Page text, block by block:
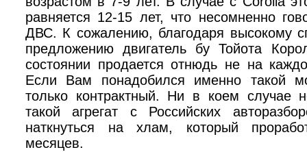
равняется 12-15 лет, что несомненно
ДВС. К сожалению, благодаря высокому
предложению двигатель бу Тойота
состоянии продается отнюдь не на
Если Вам понадобился именно такой
только контрактный. Ни в коем случае
такой агрегат с Российских
наткнуться на хлам, который
месяцев.